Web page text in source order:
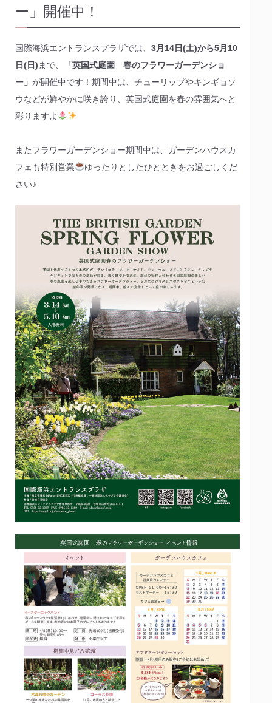
ー」開催中！
国際海浜エントランスプラザでは、 3月14日(土)から5月10
日(日) まで、
「英国式庭園 春のフラワーガーデンショ
ー」 が開催中です！期間中は、チューリップやキンギョソ
ウなどが鮮やかに咲き誇り、英国式庭園を春の雰囲気へと
彩りますよ
またフラワーガーデンショー期間中は、ガーデンハウスカ
フェも特別営業
ゆったりとしたひとときをお過ごしくだ
さい♪